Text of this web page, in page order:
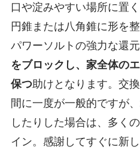
口や淀みやすい場所に置
円錐または八角錐に形を
パワーソルトの強力な還元
をブロックし、家全体の
保つ助けとなります。交
間に一度が一般的ですが
したりした場合は、多く
イン。感謝してすぐに新